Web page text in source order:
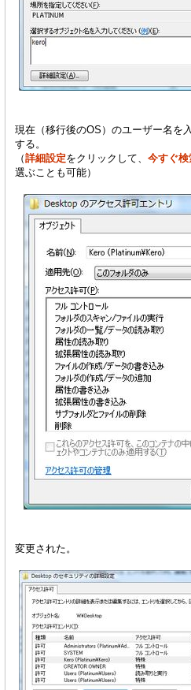
現在（移行後のOS）のユーザー名を
する。
（詳細設定をクリックして、 今すぐ検
選ぶことも可能）
変更された。